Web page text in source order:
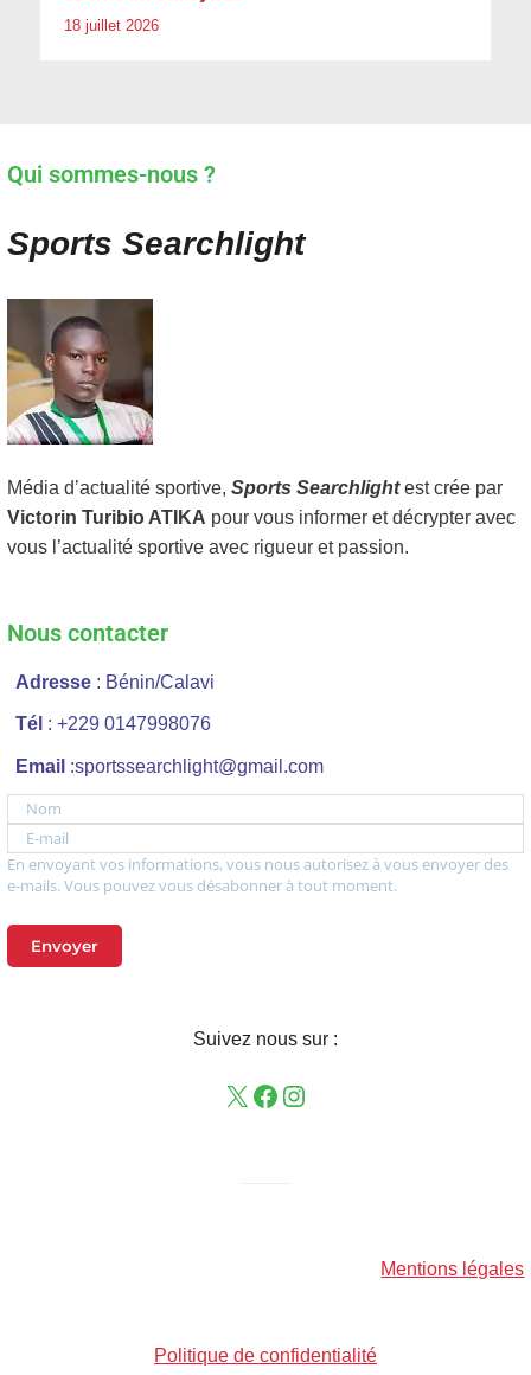
18 juillet 2026
Qui sommes-nous ?
Sports Searchlight
Média d’actualité sportive, Sports Searchlightest crée par
Victorin Turibio ATIKA pour vous informer et décrypter avec
vous l’actualité sportive avec rigueur et passion.
Nous contacter
Adresse : Bénin/Calavi
Tél : +229 0147998076
Email :sportssearchlight@gmail.com
Nom
E-mail
En envoyant vos informations, vous nous autorisez à vous envoyer des
e-mails. Vous pouvez vous désabonner à tout moment.
Envoyer
Suivez nous sur :
Mentions légales
Politique de confidentialité